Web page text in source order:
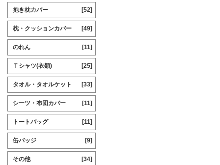
抱き枕カバー [52]
枕・クッションカバー [49]
のれん [11]
Ｔシャツ(衣類) [25]
タオル・タオルケット [33]
シーツ・布団カバー [11]
トートバッグ [11]
缶バッジ [9]
その他 [34]